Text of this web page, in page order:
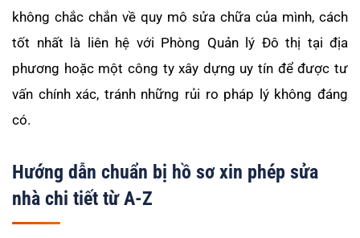
không chắc chắn về quy mô sửa chữa của mình, cách
tốt nhất là liên hệ với Phòng Quản lý Đô thị tại địa
phương hoặc một công ty xây dựng uy tín để được tư
vấn chính xác, tránh những rủi ro pháp lý không đáng
có.
Hướng dẫn chuẩn bị hồ sơ xin phép sửa
nhà chi tiết từ A-Z